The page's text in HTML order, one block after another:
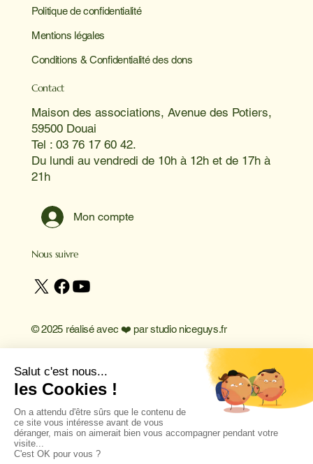
Politique de confidentialité
Mentions légales
Conditions & Confidentialité des dons
Contact
Maison des associations, Avenue des Potiers,
59500 Douai
Tel : 03 76 17 60 42.
Du lundi au vendredi de 10h à 12h et de 17h à
21h
Mon compte
Nous suivre
© 2025 réalisé avec ❤️ parstudio niceguys.fr